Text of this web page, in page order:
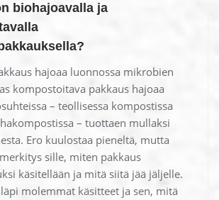
biohajoavalla ja
hajoaa luonnossa mikrobien
kompostoitava pakkaus hajoaa
– teollisessa kompostissa
– tuottaen mullaksi
Ero kuulostaa pieneltä, mutta
sille, miten pakkaus
käsitellään ja mitä siitä jää jäljelle.
molemmat käsitteet ja sen, mitä